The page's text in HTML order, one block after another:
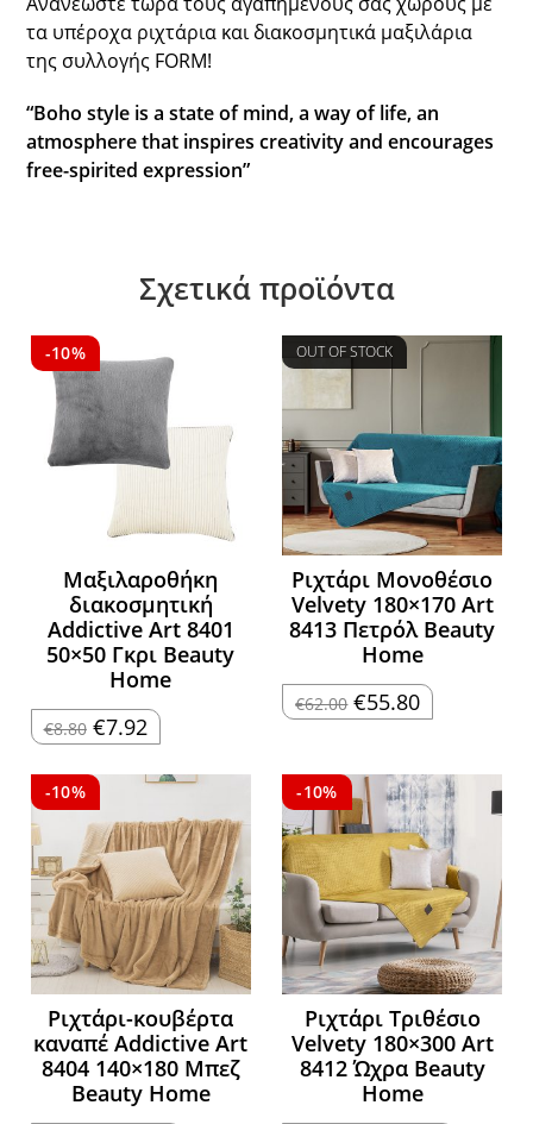
τα υπέροχα ριχτάρια και διακοσμητικά μαξιλάρια
της συλλογής FORM!
“Boho style is a state of mind, a way of life, an
atmosphere that inspires creativity and encourages
free-spirited expression”
Σχετικά προϊόντα
-10%
Μαξιλαροθήκη
διακοσμητική
Addictive Art 8401
50×50 Γκρι Beauty
Home
€8.80 Original
price
€8.80.
€7.92Η
τρέχουσα
είναι:
€7.92.
OUT OF STOCK
Ριχτάρι Μονοθέσιο
Velvety 180×170 Art
8413 Πετρόλ Beauty
Home
€62.00 Original
price
€55.80Η
τρέχουσα
-10%
Ριχτάρι-κουβέρτα
καναπέ Addictive Art
8404 140×180 Μπεζ
Beauty Home
-10%
Ριχτάρι Τριθέσιο
Velvety 180×300 Art
8412 Ώχρα Beauty
Home